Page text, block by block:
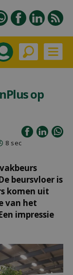
op
8 sec
beursvloer is
komen uit
van het
impressie